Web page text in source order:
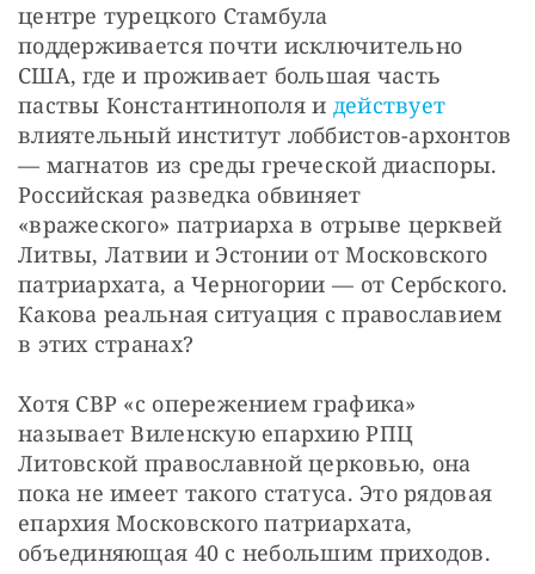
центре турецкого Стамбула
поддерживается почти исключительно
США, где и проживает большая часть
паствы Константинополя и действует
влиятельный институт лоббистов-архонтов
— магнатов из среды греческой диаспоры.
Российская разведка обвиняет
«вражеского» патриарха в отрыве церквей
Литвы, Латвии и Эстонии от Московского
патриархата, а Черногории — от Сербского.
Какова реальная ситуация с православием
в этих странах?
Хотя СВР «с опережением графика»
называет Виленскую епархию РПЦ
Литовской православной церковью, она
пока не имеет такого статуса. Это рядовая
епархия Московского патриархата,
объединяющая 40 с небольшим приходов.